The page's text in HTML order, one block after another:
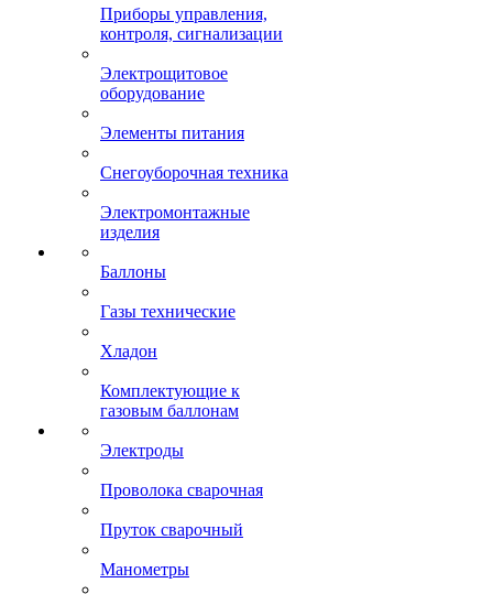
Приборы управления,
контроля, сигнализации
Электрощитовое
оборудование
Элементы питания
Снегоуборочная техника
Электромонтажные
изделия
Баллоны
Газы технические
Хладон
Комплектующие к
газовым баллонам
Электроды
Проволока сварочная
Пруток сварочный
Манометры